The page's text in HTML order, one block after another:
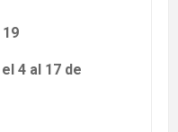
19
4 al 17 de